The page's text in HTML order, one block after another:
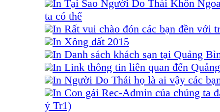
In Tại Sao Người Do Thái Khôn
ta có thể
In Rất vui chào đón các bạn đền với
In Xông đất 2015
In Danh sách khách sạn tại Quảng
In Link thông tin liên quan đến
In Người Do Thái họ là ai vậy các
In Con gái Rec-Admin của chúng ta
ý Tr1)